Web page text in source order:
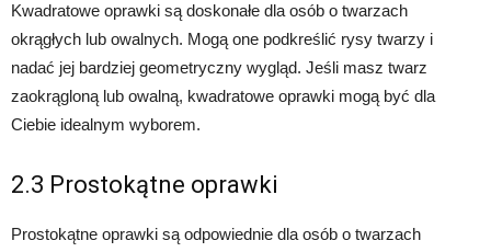
Kwadratowe oprawki są doskonałe dla osób o twarzach
okrągłych lub owalnych. Mogą one podkreślić rysy twarzy i
nadać jej bardziej geometryczny wygląd. Jeśli masz twarz
zaokrągloną lub owalną, kwadratowe oprawki mogą być dla
Ciebie idealnym wyborem.
2.3 Prostokątne oprawki
Prostokątne oprawki są odpowiednie dla osób o twarzach